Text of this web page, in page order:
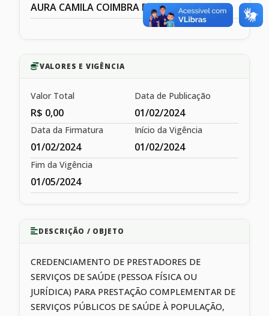
AURA CAMILA COIMBRA DE MESQIUITA
VALORES E VIGÊNCIA
Valor Total
R$ 0,00
Data de Publicação
01/02/2024
Data da Firmatura
01/02/2024
Início da Vigência
01/02/2024
Fim da Vigência
01/05/2024
DESCRIÇÃO / OBJETO
CREDENCIAMENTO DE PRESTADORES DE
SERVIÇOS DE SAÚDE (PESSOA FÍSICA OU
JURÍDICA) PARA PRESTAÇÃO COMPLEMENTAR DE
SERVIÇOS PÚBLICOS DE SAÚDE À POPULAÇÃO,